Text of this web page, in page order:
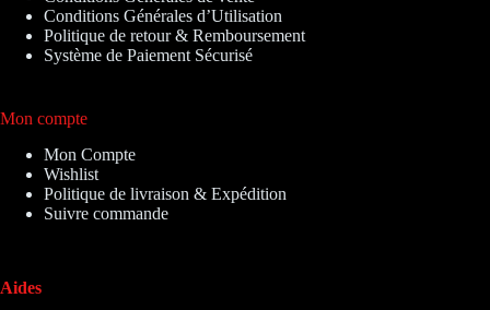
Conditions Générales d’Utilisation
Politique de retour & Remboursement
Système de Paiement Sécurisé
Mon compte
Mon Compte
Wishlist
Politique de livraison & Expédition
Suivre commande
Aides